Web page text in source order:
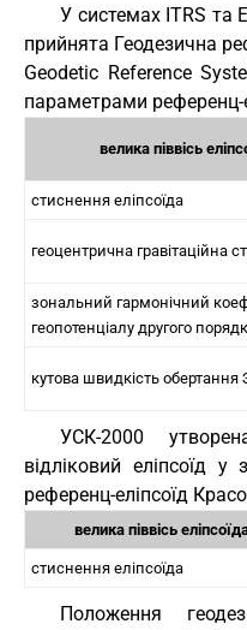
У системах ITRS та
прийнята Геодезична
Geodetic Reference
параметрами референц-
велика піввісь
стиснення еліпсоїда
геоцентрична гравітаційна
зональний гармонічний
геопотенціалу другого
кутова швидкість обертання
УСК-2000
відліковий еліпсоїд у
референц-еліпсоїд
велика піввісь
стиснення еліпсоїда
Положення